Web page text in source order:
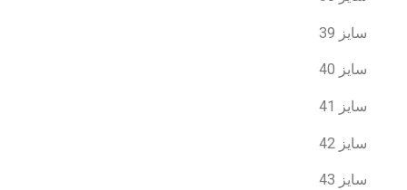
سایز 39
سایز 40
سایز 41
سایز 42
سایز 43